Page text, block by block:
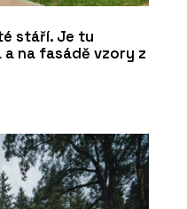
stáří. Je tu
na fasádě vzory z